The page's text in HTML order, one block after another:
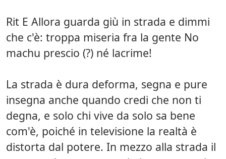
Rit E Allora guarda giù in strada e dimmi
che c'è: troppa miseria fra la gente No
machu prescio (?) né lacrime!
La strada è dura deforma, segna e pure
insegna anche quando credi che non ti
degna, e solo chi vive da solo sa bene
com'è, poiché in televisione la realtà è
distorta dal potere. In mezzo alla strada il